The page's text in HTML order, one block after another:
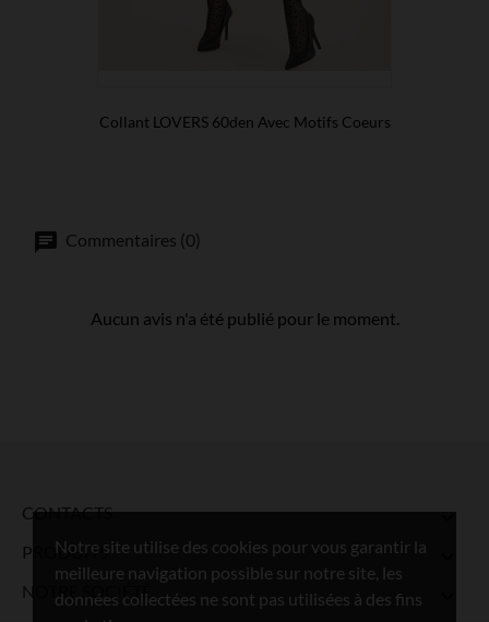
Notre site utilise des cookies pour vous garantir la
meilleure navigation possible sur notre site, les
données collectées ne sont pas utilisées à des fins
Collant LOVERS 60den Avec Motifs Coeurs
Commentaires (0)
Aucun avis n'a été publié pour le moment.
CONTACTS 
PRODUITS
NOTRE SOCIÉTÉ